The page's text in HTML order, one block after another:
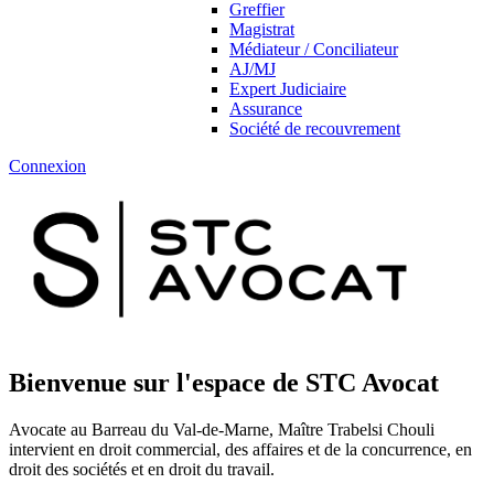
Greffier
Magistrat
Médiateur / Conciliateur
AJ/MJ
Expert Judiciaire
Assurance
Société de recouvrement
Connexion
Bienvenue sur l'espace de STC Avocat
Avocate au Barreau du Val-de-Marne, Maître Trabelsi Chouli
intervient en droit commercial, des affaires et de la concurrence, en
droit des sociétés et en droit du travail.